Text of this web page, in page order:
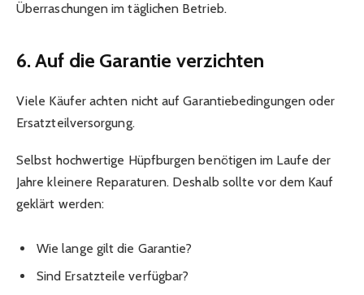
Überraschungen im täglichen Betrieb.
6. Auf die Garantie verzichten
Viele Käufer achten nicht auf Garantiebedingungen oder
Ersatzteilversorgung.
Selbst hochwertige Hüpfburgen benötigen im Laufe der
Jahre kleinere Reparaturen. Deshalb sollte vor dem Kauf
geklärt werden:
Wie lange gilt die Garantie?
Sind Ersatzteile verfügbar?